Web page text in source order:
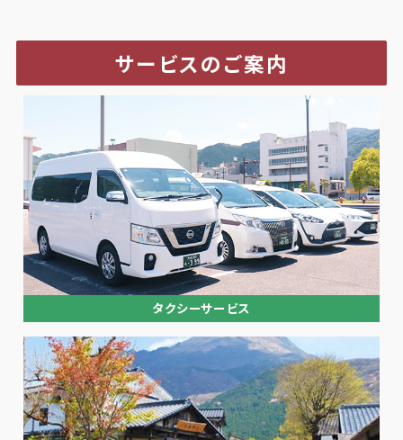
サービスのご案内
タクシーサービス